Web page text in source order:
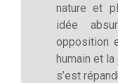
nature et
idée
opposition
humain et la
s’est